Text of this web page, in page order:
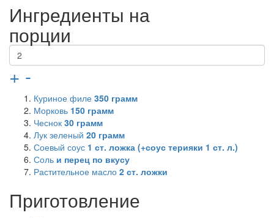
Ингредиенты на
порции
+ -
Куриное филе 350 грамм
Морковь 150 грамм
Чеснок 30 грамм
Лук зеленый 20 грамм
Соевый соус 1 ст. ложка (+соус терияки 1 ст. л.)
Соль и перец по вкусу
Растительное масло 2 ст. ложки
Приготовление